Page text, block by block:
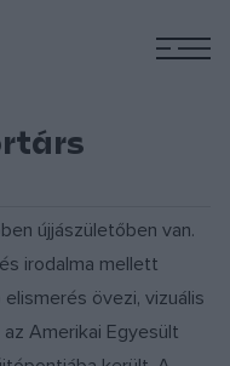
újjászületőben van.
irodalma mellett
övezi, vizuális
Amerikai Egyesült